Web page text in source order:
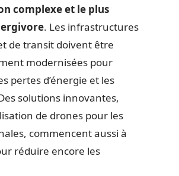
complexe et le plus
. Les infrastructures
de transit doivent être
modernisées pour
pertes d’énergie et les
solutions innovantes,
de drones pour les
commencent aussi à
réduire encore les